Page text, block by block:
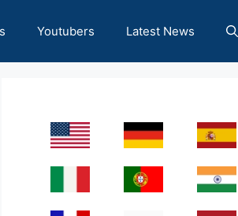
Youtubers Latest News